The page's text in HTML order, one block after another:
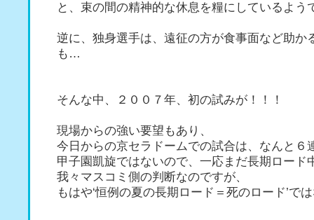
と、束の間の精神的な休息を糧にしているよう
逆に、独身選手は、遠征の方が食事面など助か
も…
そんな中、２００７年、初の試みが！！！
現場からの強い要望もあり、
今日からの京セラドームでの試合は、なんと６
甲子園凱旋ではないので、一応まだ長期ロード
我々マスコミ側の判断なのですが、
もはや‘恒例の夏の長期ロード＝死のロード’で